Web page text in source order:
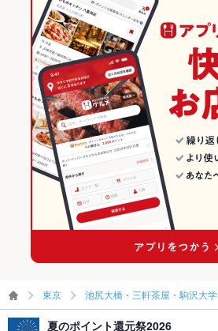
東京 池尻大橋・三軒茶屋・駒沢大学
夏のポイント還元祭2026